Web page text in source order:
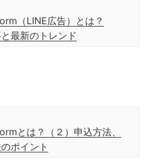
（LINE広告）とは？
と最新のトレンド
とは？（２）申込方法、
ポイント